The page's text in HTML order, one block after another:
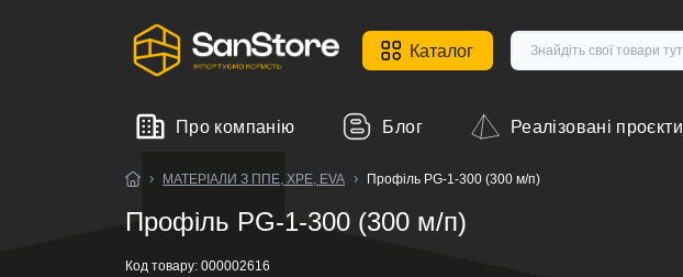
Каталог
Про компанію Блог Реалізовані проєкти
МАТЕРІАЛИ З ППЕ, XPE, EVA Профіль PG-1-300 (300 м/п)
Профіль PG-1-300 (300 м/п)
Код товару: 000002616